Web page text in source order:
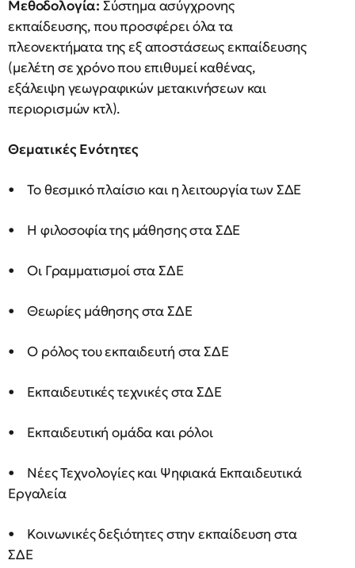
Μεθοδολογία: Σύστημα ασύγχρονης
εκπαίδευσης, που προσφέρει όλα τα
πλεονεκτήματα της εξ αποστάσεως εκπαίδευσης
(μελέτη σε χρόνο που επιθυμεί καθένας,
εξάλειψη γεωγραφικών μετακινήσεων και
περιορισμών κτλ).
Θεματικές Ενότητες
• Το θεσμικό πλαίσιο και η λειτουργία των ΣΔΕ
• Η φιλοσοφία της μάθησης στα ΣΔΕ
• Οι Γραμματισμοί στα ΣΔΕ
• Θεωρίες μάθησης στα ΣΔΕ
• Ο ρόλος του εκπαιδευτή στα ΣΔΕ
• Εκπαιδευτικές τεχνικές στα ΣΔΕ
• Εκπαιδευτική ομάδα και ρόλοι
• Νέες Τεχνολογίες και Ψηφιακά Εκπαιδευτικά
Εργαλεία
• Κοινωνικές δεξιότητες στην εκπαίδευση στα
ΣΔΕ